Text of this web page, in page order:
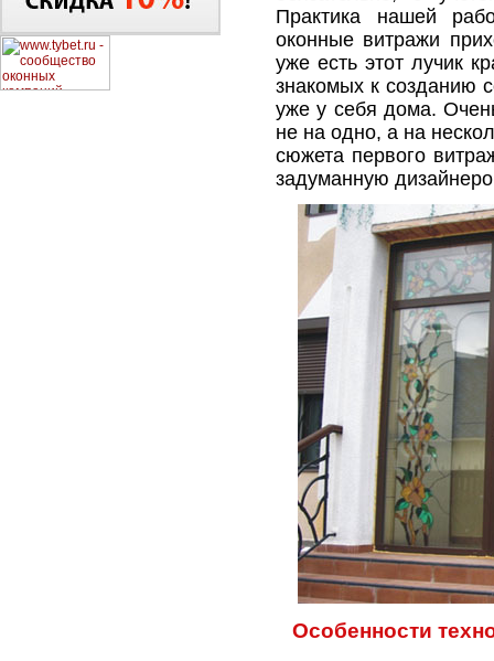
Практика нашей
оконные витражи
уже есть этот лучик
знакомых к созданию
уже у себя дома.
не на одно, а на
сюжета первого
задуманную
Особенности